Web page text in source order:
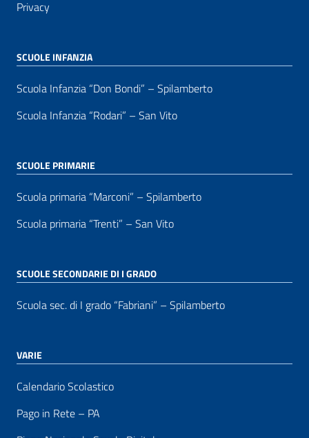
Privacy
SCUOLE INFANZIA
Scuola Infanzia “Don Bondi” – Spilamberto
Scuola Infanzia “Rodari” – San Vito
SCUOLE PRIMARIE
Scuola primaria “Marconi” – Spilamberto
Scuola primaria “Trenti” – San Vito
SCUOLE SECONDARIE DI I GRADO
Scuola sec. di I grado “Fabriani” – Spilamberto
VARIE
Calendario Scolastico
Pago in Rete – PA